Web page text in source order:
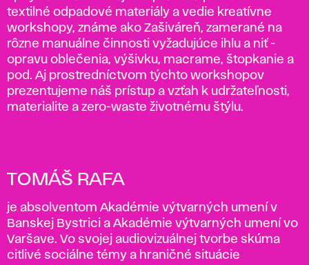
textilné odpadové materiály a vedie kreatívne
workshopy, známe ako Zašiváreň, zamerané na
rôzne manuálne činnosti vyžadujúce ihlu a niť -
opravu oblečenia, výšivku, macrame, štopkanie a
pod. Aj prostredníctvom týchto workshopov
prezentujeme náš prístup a vzťah k udržateľnosti,
materialite a zero-waste životnému štýlu.
TOMÁŠ RAFA
je absolventom Akadémie výtvarných umení v
Banskej Bystrici a Akadémie výtvarných umení vo
Varšave. Vo svojej audiovizuálnej tvorbe skúma
citlivé sociálne témy a hraničné situácie